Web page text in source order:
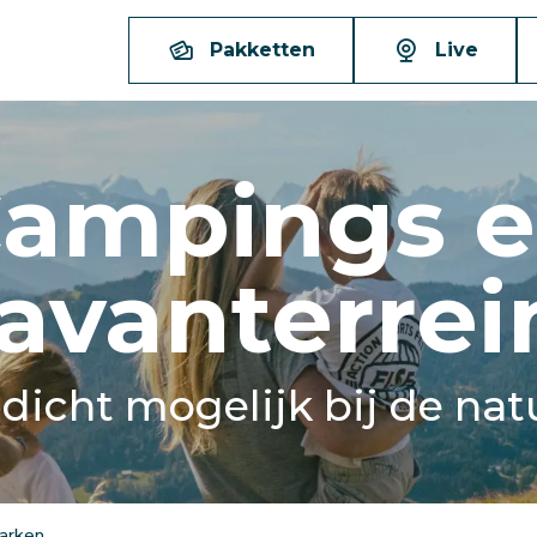
Pakketten Live
mogelijk bij de